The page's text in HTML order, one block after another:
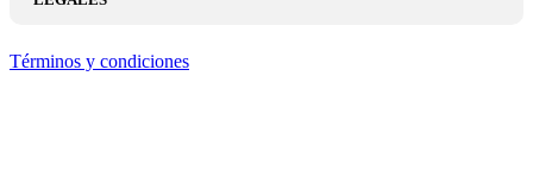
Términos y condiciones